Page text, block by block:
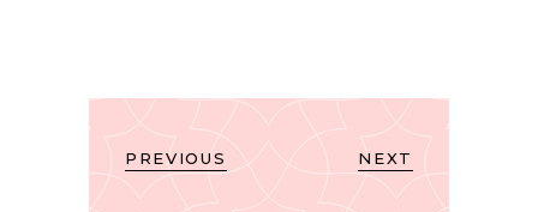
PREVIOUS NEXT